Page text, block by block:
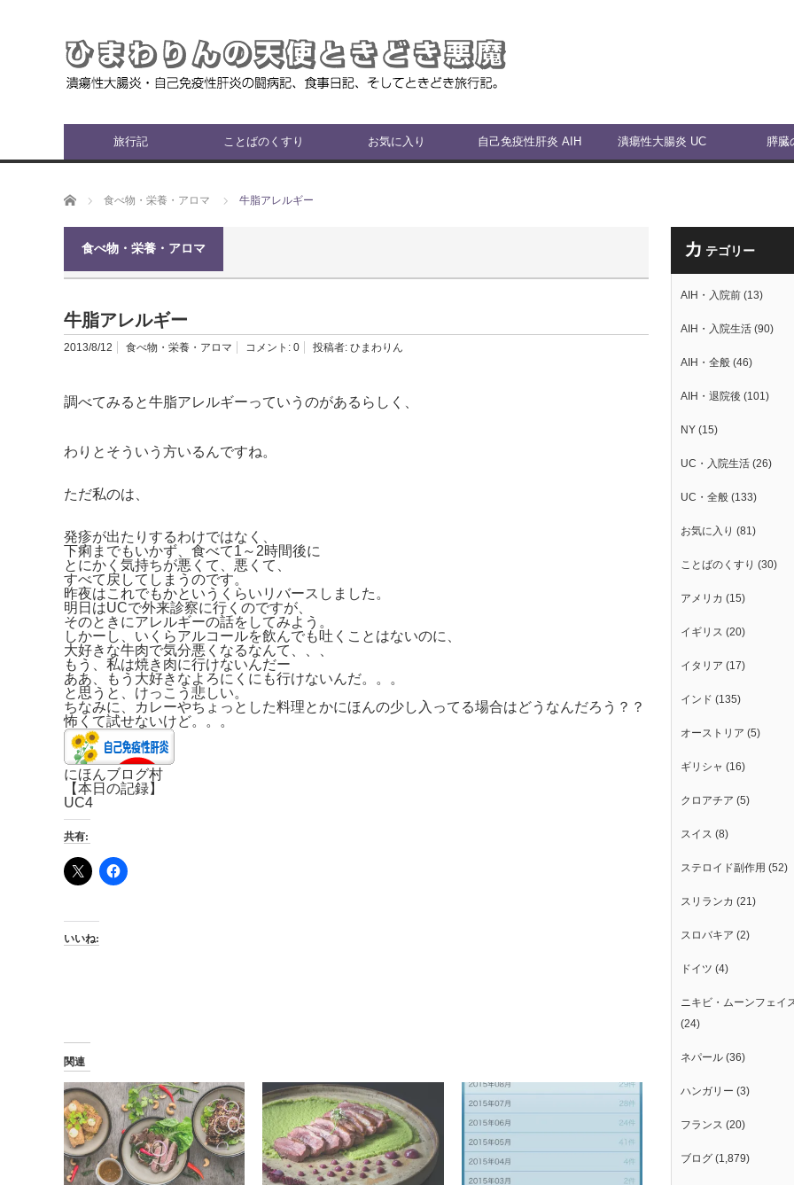
旅行記 ことばのくすり お気に入り 自己免疫性肝炎 AIH 潰瘍性大腸炎 UC 膵臓
ホーム 食べ物・栄養・アロマ 牛脂アレルギー
食べ物・栄養・アロマ
牛脂アレルギー
2013/8/12 食べ物・栄養・アロマ コメント: 0 投稿者: ひまわりん
調べてみると牛脂アレルギーっていうのがあるらしく、
わりとそういう方いるんですね。
ただ私のは、
発疹が出たりするわけではなく、
下痢までもいかず、食べて1～2時間後に
とにかく気持ちが悪くて、悪くて、
すべて戻してしまうのです。
昨夜はこれでもかというくらいリバースしました。
明日はUCで外来診察に行くのですが、
そのときにアレルギーの話をしてみよう。
しかーし、いくらアルコールを飲んでも吐くことはないのに、
大好きな牛肉で気分悪くなるなんて、、、
もう、私は焼き肉に行けないんだー
ああ、もう大好きなよろにくにも行けないんだ。。。
と思うと、けっこう悲しい。
ちなみに、カレーやちょっとした料理とかにほんの少し入ってる場合はどうなんだろう？？
怖くて試せないけど。。。
にほんブログ村
【本日の記録】
UC4
共有:
いいね:
関連
カ テゴリー
AIH・入院前 (13)
AIH・入院生活 (90)
AIH・全般 (46)
AIH・退院後 (101)
NY (15)
UC・入院生活 (26)
UC・全般 (133)
お気に入り (81)
ことばのくすり (30)
アメリカ (15)
イギリス (20)
イタリア (17)
インド (135)
オーストリア (5)
ギリシャ (16)
クロアチア (5)
スイス (8)
ステロイド副作用 (52)
スリランカ (21)
スロバキア (2)
ドイツ (4)
ニキビ・ムーンフェイ
(24)
ネパール (36)
ハンガリー (3)
フランス (20)
ブログ (1,879)